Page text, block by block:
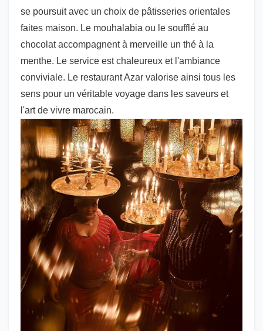
se poursuit avec un choix de pâtisseries orientales
faites maison. Le mouhalabia ou le soufflé au
chocolat accompagnent à merveille un thé à la
menthe. Le service est chaleureux et l'ambiance
conviviale. Le restaurant Azar valorise ainsi tous les
sens pour un véritable voyage dans les saveurs et
l'art de vivre marocain.